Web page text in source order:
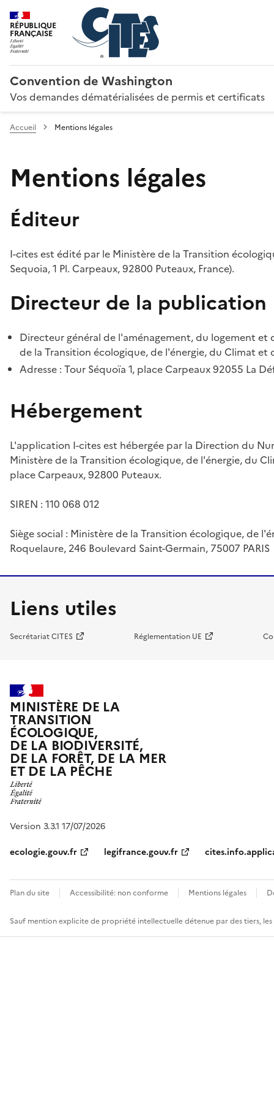
RÉPUBLIQUE
FRANÇAISE
Convention de Washington
Vos demandes dématérialisées de permis et certificats
Accueil Mentions légales
Mentions légales
Éditeur
I-cites est édité par le Ministère de la Transition
Sequoia, 1 Pl. Carpeaux, 92800 Puteaux, France).
Directeur de la publication
Directeur général de l'aménagement, du logement
de la Transition écologique, de l'énergie, du Climat et
Adresse : Tour Séquoïa 1, place Carpeaux 92055 La
Hébergement
L'application I-cites est hébergée par la Direction du
Ministère de la Transition écologique, de l'énergie, du
place Carpeaux, 92800 Puteaux.
SIREN : 110 068 012
Siège social : Ministère de la Transition écologique, de
Roquelaure, 246 Boulevard Saint-Germain, 75007 PARIS
Liens utiles
Secrétariat CITES Réglementation UE
MINISTÈRE DE LA
TRANSITION
ÉCOLOGIQUE,
DE LA BIODIVERSITÉ,
DE LA FORÊT, DE LA MER
ET DE LA PÊCHE
Version 3.3.1 17/07/2026
ecologie.gouv.fr
legifrance.gouv.fr
Plan du site Accessibilité: non conforme Mentions légales
Sauf mention explicite de propriété intellectuelle détenue par des tiers,